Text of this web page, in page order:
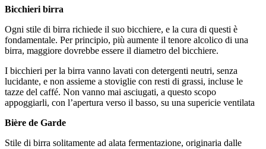
Bicchieri birra
Ogni stile di birra richiede il suo bicchiere, e la cura di questi è
fondamentale. Per principio, più aumente il tenore alcolico di una
birra, maggiore dovrebbe essere il diametro del bicchiere.
I bicchieri per la birra vanno lavati con detergenti neutri, senza
lucidante, e non assieme a stoviglie con resti di grassi, incluse le
tazze del caffé. Non vanno mai asciugati, a questo scopo
appoggiarli, con l’apertura verso il basso, su una supericie ventilata
Bière de Garde
Stile di birra solitamente ad alata fermentazione, originaria dalle